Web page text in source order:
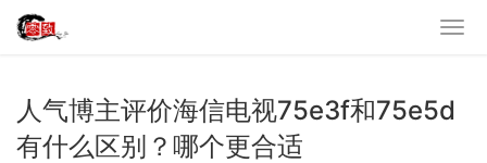
人气博主评价海信电视75e3f和75e5d
有什么区别？哪个更合适